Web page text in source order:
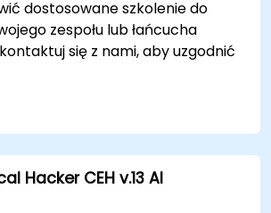
dostosowane szkolenie do
zespołu lub łańcucha
się z nami, aby uzgodnić
Hacker CEH v.13 AI